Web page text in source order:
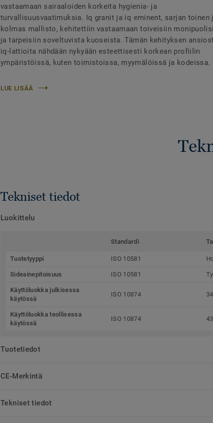
vastaamaan sairaaloiden korkeita hygienia- ja
turvallisuusvaatimuksia. Iq granit ja iq eminent, sarjan toinen
kolmas mallisto, kehitettiin vastaamaan toiveisiin
ja tarpeisiin soveltuvista kuoseista. Tämän kehityksen
iq-lattioita nähdään nykyään esteettisesti korkean profiilin
ympäristöissä, kuten toimistoissa, myymälöissä ja kodeissa.
LUE LISÄÄ
Tekniset tiedot
Luokittelu
Standardi
Tuotetyyppi ISO 10581
Sideainepitoisuus ISO 10581
Käyttöluokka julkisessa
käytössä
ISO 10874
Käyttöluokka teollisessa
käytössä
ISO 10874
Tuotetiedot
CE-Merkintä
Tekniset tiedot